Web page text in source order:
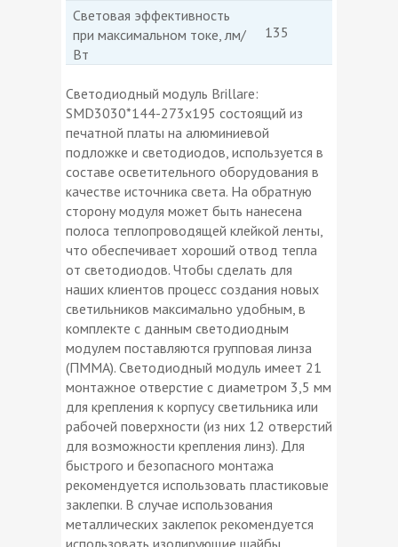
Световая эффективность
при максимальном токе, лм/
Вт
135
Светодиодный модуль Brillare:
SMD3030*144-273x195 состоящий из
печатной платы на алюминиевой
подложке и светодиодов, используется в
составе осветительного оборудования в
качестве источника света. На обратную
сторону модуля может быть нанесена
полоса теплопроводящей клейкой ленты,
что обеспечивает хороший отвод тепла
от светодиодов. Чтобы сделать для
наших клиентов процесс создания новых
светильников максимально удобным, в
комплекте с данным светодиодным
модулем поставляются групповая линза
(ПММА). Светодиодный модуль имеет 21
монтажное отверстие с диаметром 3,5 мм
для крепления к корпусу светильника или
рабочей поверхности (из них 12 отверстий
для возможности крепления линз). Для
быстрого и безопасного монтажа
рекомендуется использовать пластиковые
заклепки. В случае использования
металлических заклепок рекомендуется
использовать изолирующие шайбы,